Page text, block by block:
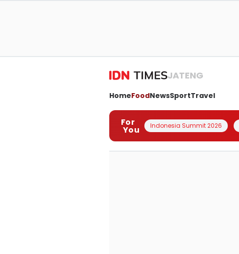
JATENG
HomeFoodNewsSportTravel
For
You Indonesia Summit 2026